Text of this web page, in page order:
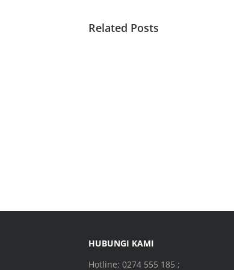
Related Posts
HUBUNGI KAMI
Hotline: 0274 555 185 ;